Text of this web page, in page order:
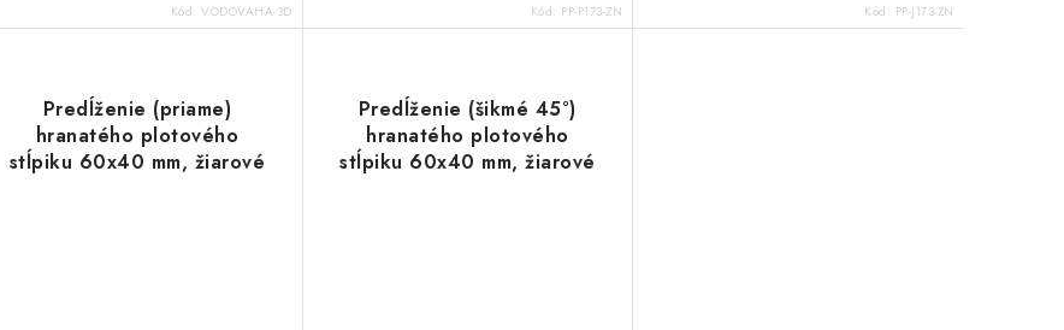
Kód:VODOVAHA-3D Kód: PP-P173-ZN Kód: PP-J173-ZN
Predĺženie (priame)
hranatého plotového
stĺpiku 60x40 mm, žiarové
Predĺženie (šikmé 45°)
hranatého plotového
stĺpiku 60x40 mm, žiarové